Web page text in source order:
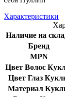
Характеристики
Наличие на
Бренд
MPN
Цвет Волос
Цвет Глаз
Материал